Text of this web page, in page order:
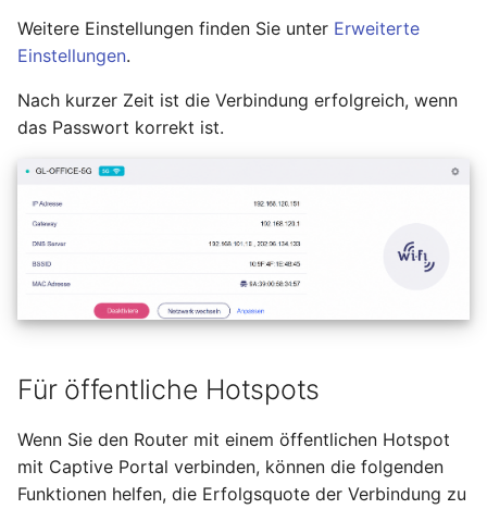
Weitere Einstellungen finden Sie unter Erweiterte
Einstellungen.
Nach kurzer Zeit ist die Verbindung erfolgreich, wenn
das Passwort korrekt ist.
Für öffentliche Hotspots
Wenn Sie den Router mit einem öffentlichen Hotspot
mit Captive Portal verbinden, können die folgenden
Funktionen helfen, die Erfolgsquote der Verbindung zu